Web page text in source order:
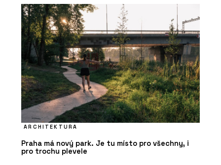
ARCHITEKTURA
Praha má nový park. Je tu místo pro všechny, i
pro trochu plevele